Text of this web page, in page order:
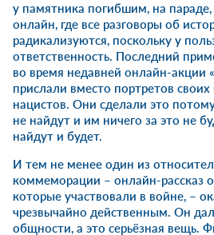
у памятника погибшим, на параде,
онлайн, где все разговоры об
радикализуются, поскольку у
ответственность. Последний
во время недавней онлайн-акции
прислали вместо портретов
нацистов. Они сделали это
не найдут и им ничего за это не
найдут и будет.
И тем не менее один из
коммеморации – онлайн-рассказ
которые участвовали в войне, –
чрезвычайно действенным. Он
общности, а это серьёзная вещь.